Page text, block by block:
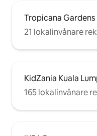
Tropicana Gardens
21 lokalinvånare
KidZania Kuala
165 lokalinvånare